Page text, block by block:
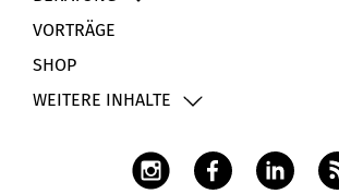
VORTRÄGE
SHOP
WEITERE INHALTE